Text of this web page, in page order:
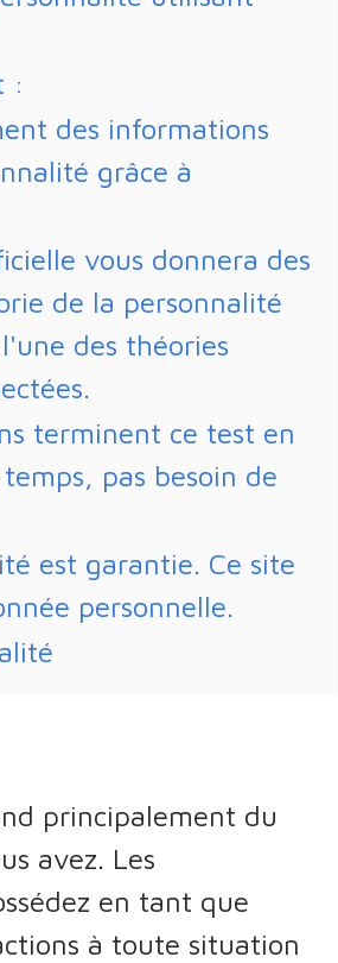
:
des informations
grâce à
vous donnera des
de la personnalité
des théories
terminent ce test en
pas besoin de
est garantie. Ce site
personnelle.
principalement du
avez. Les
en tant que
à toute situation